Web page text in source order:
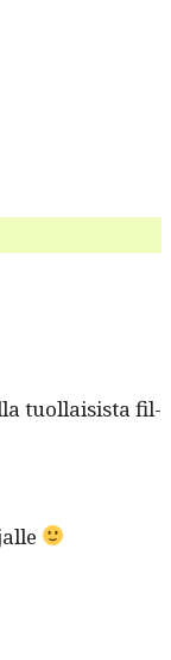
tuol­lai­sista fil­